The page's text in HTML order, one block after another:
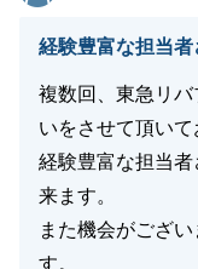
いたします。
経験豊富な担当者
複数回、東急リ
いをさせて頂いて
経験豊富な担当
来ます。
また機会がござ
す。